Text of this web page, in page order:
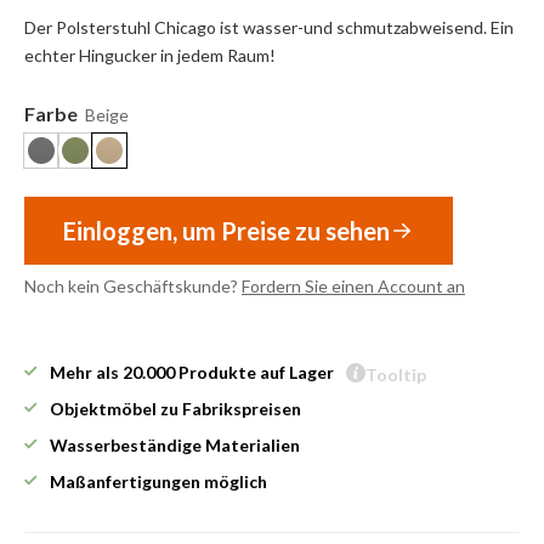
Der Polsterstuhl Chicago ist wasser-und schmutzabweisend. Ein
echter Hingucker in jedem Raum!
Farbe Beige
Einloggen, um Preise zu sehen
Noch kein Geschäftskunde? Fordern Sie einen Account an
Mehr als 20.000 Produkte auf Lager
Tooltip
Objektmöbel zu Fabrikspreisen
Wasserbeständige Materialien
Maßanfertigungen möglich